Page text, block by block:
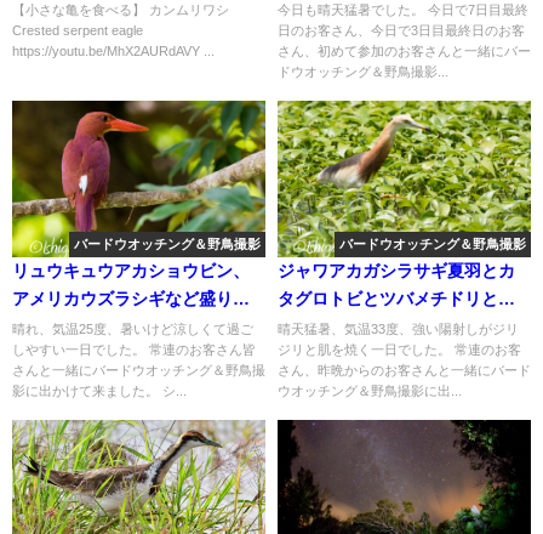
【小さな亀を食べる】 カンムリワシ
Crested serpent eagle
https://youtu.be/MhX2AURdAVY ...
沢山のバードウオッチング＆野
鳥撮影ツアー。
今日も晴天猛暑でした。 今日で7日目最終
日のお客さん、今日で3日目最終日のお客
さん、初めて参加のお客さんと一緒にバー
ドウオッチング＆野鳥撮影...
バードウオッチング＆野鳥撮影
リュウキュウアカショウビン、
アメリカウズラシギなど盛り沢
山のバードウオッチング＆野鳥
撮影ガイド。
晴れ、気温25度、暑いけど涼しくて過ご
しやすい一日でした。 常連のお客さん皆
さんと一緒にバードウオッチング＆野鳥撮
影に出かけて来ました。 シ...
バードウオッチング＆野鳥撮影
ジャワアカガシラサギ夏羽とカ
タグロトビとツバメチドリとオ
オアジサシ等盛り沢山のバード
ウオッチング＆野鳥撮影ガイド!!
晴天猛暑、気温33度、強い陽射しがジリ
ジリと肌を焼く一日でした。 常連のお客
さん、昨晩からのお客さんと一緒にバード
ウオッチング＆野鳥撮影に出...